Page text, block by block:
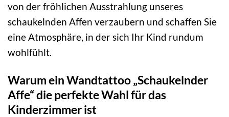
von der fröhlichen Ausstrahlung unseres
schaukelnden Affen verzaubern und schaffen Sie
eine Atmosphäre, in der sich Ihr Kind rundum
wohlfühlt.
Warum ein Wandtattoo „Schaukelnder
Affe“ die perfekte Wahl für das
Kinderzimmer ist